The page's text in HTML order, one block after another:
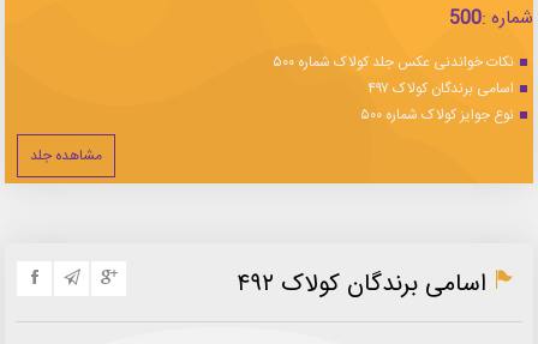
شماره :500
نکات خواندنی عکس جلد کولاک شماره ۵۰۰
اسامی برندگان کولاک ۴۹۷
نوع جوایز کولاک شماره ۵۰۰
مشاهده جلد
اسامی برندگان کولاک ۴۹۲